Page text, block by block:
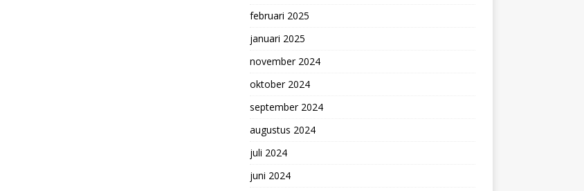
februari 2025
januari 2025
november 2024
oktober 2024
september 2024
augustus 2024
juli 2024
juni 2024